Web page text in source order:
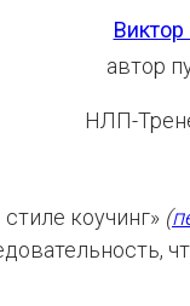
автор
НЛП-
коучинг» (